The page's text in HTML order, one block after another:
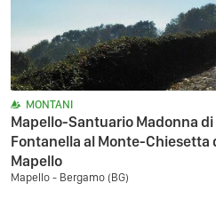
MONTANI
Mapello-Santuario Madonna
Fontanella al Monte-Chiesetta
Mapello
Mapello - Bergamo (BG)